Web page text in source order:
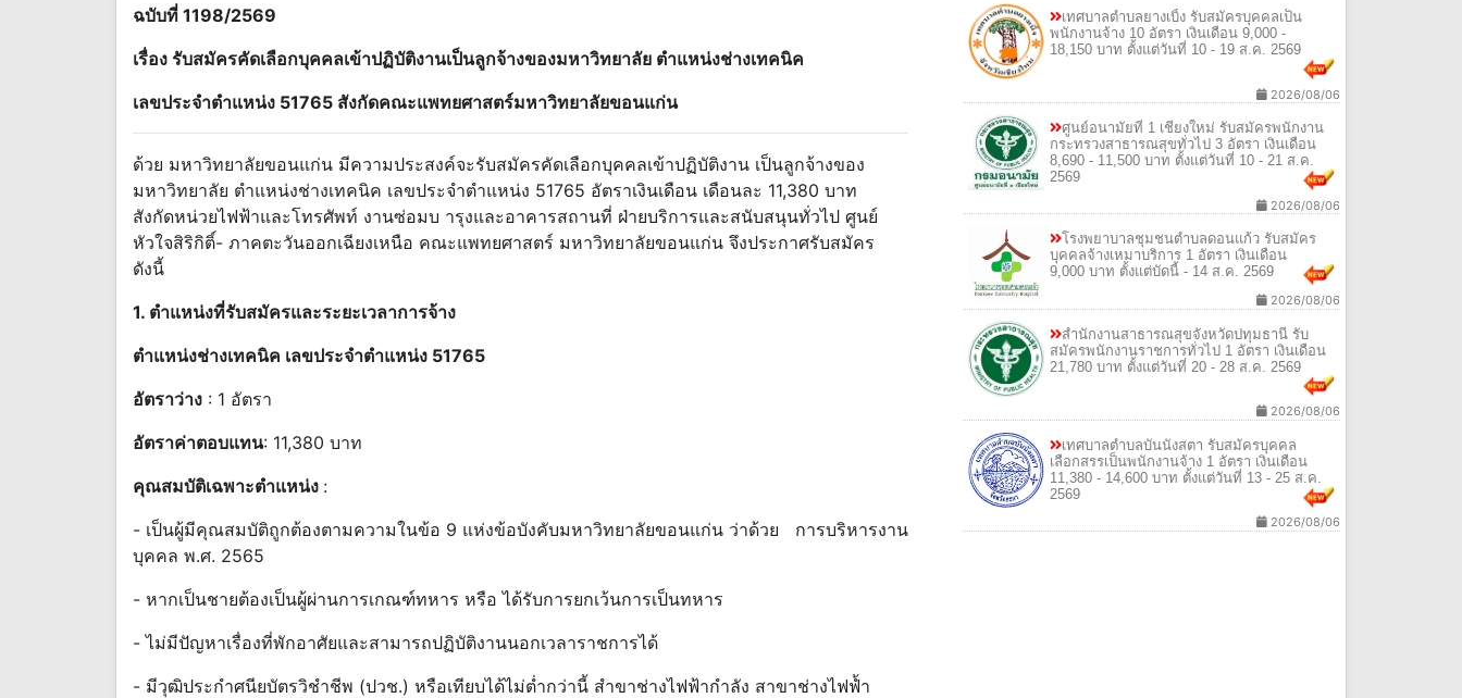
ฉบับที่ 1198/2569
เรื่อง รับสมัครคัดเลือกบุคคลเข้าปฏิบัติงานเป็นลูกจ้างของมหาวิทยาลัย ตำแหน่งช่างเทคนิค
เลขประจำตำแหน่ง 51765 สังกัดคณะแพทยศาสตร์มหาวิทยาลัยขอนแก่น
ด้วย มหาวิทยาลัยขอนแก่น มีความประสงค์จะรับสมัครคัดเลือกบุคคลเข้าปฏิบัติงาน เป็นลูกจ้างของ
มหาวิทยาลัย ตำแหน่งช่างเทคนิค เลขประจำตำแหน่ง 51765 อัตราเงินเดือน เดือนละ 11,380 บาท
สังกัดหน่วยไฟฟ้าและโทรศัพท์ งานซ่อมบ ารุงและอาคารสถานที่ ฝ่ายบริการและสนับสนุนทั่วไป ศูนย์
หัวใจสิริกิติ์- ภาคตะวันออกเฉียงเหนือ คณะแพทยศาสตร์ มหาวิทยาลัยขอนแก่น จึงประกาศรับสมัคร
ดังนี้
1. ตำแหน่งที่รับสมัครและระยะเวลาการจ้าง
ตำแหน่งช่างเทคนิค เลขประจำตำแหน่ง 51765
อัตราว่าง : 1 อัตรา
อัตราค่าตอบแทน: 11,380 บาท
คุณสมบัติเฉพาะตำแหน่ง :
- เป็นผู้มีคุณสมบัติถูกต้องตามความในข้อ 9 แห่งข้อบังคับมหาวิทยาลัยขอนแก่น ว่าด้วย การบริหารงาน
บุคคล พ.ศ. 2565
- หากเป็นชายต้องเป็นผู้ผ่านการเกณฑ์ทหาร หรือ ได้รับการยกเว้นการเป็นทหาร
- ไม่มีปัญหาเรื่องที่พักอาศัยและสามารถปฏิบัติงานนอกเวลาราชการได้
- มีวุฒิประกำศนียบัตรวิชำชีพ (ปวช.) หรือเทียบได้ไม่ต่ำกว่านี้ สำขาช่างไฟฟ้ากำลัง สาขาช่างไฟฟ้ำ
เทศบาลตำบลยางเบิ้ง รับสมัครบุคคลเป็น
พนักงานจ้าง 10 อัตรา เงินเดือน 9,000 -
18,150 บาท ตั้งแต่วันที่ 10 - 19 ส.ค. 2569
2026/08/06
ศูนย์อนามัยที่ 1 เชียงใหม่ รับสมัครพนักงาน
กระทรวงสาธารณสุขทั่วไป 3 อัตรา เงินเดือน
8,690 - 11,500 บาท ตั้งแต่วันที่ 10 - 21 ส.ค.
2569
2026/08/06
โรงพยาบาลชุมชนตำบลดอนแก้ว รับสมัคร
บุคคลจ้างเหมาบริการ 1 อัตรา เงินเดือน
9,000 บาท ตั้งแต่บัดนี้ - 14 ส.ค. 2569
2026/08/06
สํานักงานสาธารณสุขจังหวัดปทุมธานี รับ
สมัครพนักงานราชการทั่วไป 1 อัตรา เงินเดือน
21,780 บาท ตั้งแต่วันที่ 20 - 28 ส.ค. 2569
2026/08/06
เทศบาลตําบลบันนังสตา รับสมัครบุคคล
เลือกสรรเป็นพนักงานจ้าง 1 อัตรา เงินเดือน
11,380 - 14,600 บาท ตั้งแต่วันที่ 13 - 25 ส.ค.
2569
2026/08/06